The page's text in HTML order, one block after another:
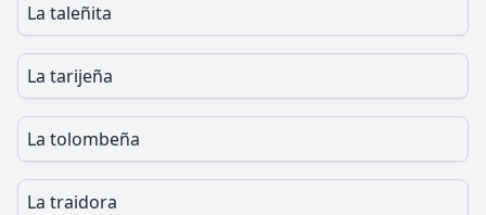
La taleñita
La tarijeña
La tolombeña
La traidora